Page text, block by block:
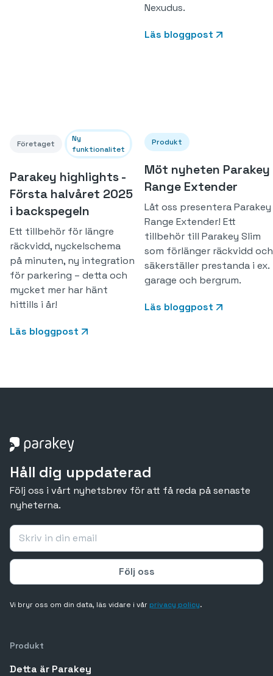
Nexudus.
Läs bloggpost
Företaget
Ny
funktionalitet
Parakey highlights -
Första halvåret 2025
i backspegeln
Ett tillbehör för längre
räckvidd, nyckelschema
på minuten, ny integration
för parkering – detta och
mycket mer har hänt
hittills i år!
Läs bloggpost
Produkt
Möt nyheten Parakey
Range Extender
Låt oss presentera Parakey
Range Extender! Ett
tillbehör till Parakey Slim
som förlänger räckvidd och
säkerställer prestanda i ex.
garage och bergrum.
Läs bloggpost
Håll dig uppdaterad
Följ oss i vårt nyhetsbrev för att få reda på senaste
nyheterna.
Vi bryr oss om din data, läs vidare i vårprivacy policy.
Produkt
Detta är Parakey